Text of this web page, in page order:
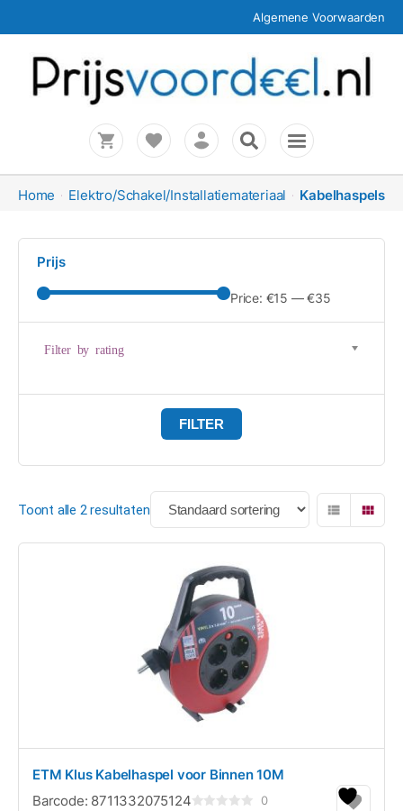
Algemene Voorwaarden
Home Elektro/Schakel/Installatiemateriaal Kabelhaspels
Prijs
Price: €15 —€35
Filter by rating
FILTER
Toont alle 2 resultaten
ETM Klus Kabelhaspel voor Binnen 10M
Barcode: 8711332075124 0